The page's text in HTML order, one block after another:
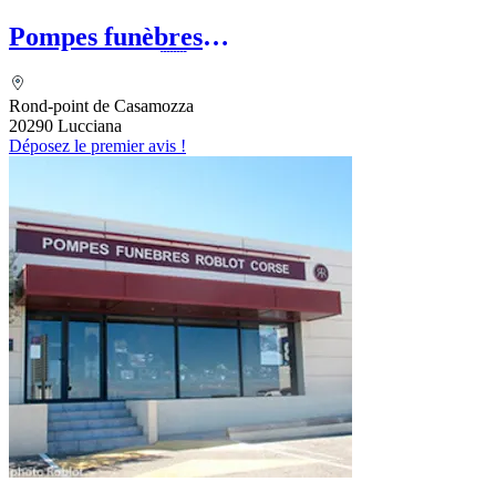
Pompes funèbres
Rond-point de Casamozza
20290 Lucciana
Déposez le premier avis !